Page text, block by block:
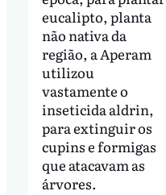
eucalipto, planta
não nativa da
região, a Aperam
utilizou
vastamente o
inseticida aldrin,
para extinguir os
cupins e formigas
que atacavam as
árvores.